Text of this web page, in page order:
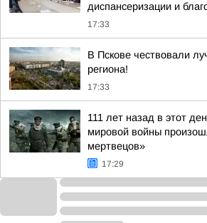
диспансеризации и
17:33
В Пскове чествовали
региона!
17:33
111 лет назад в этот
мировой войны
мертвецов»
17:29